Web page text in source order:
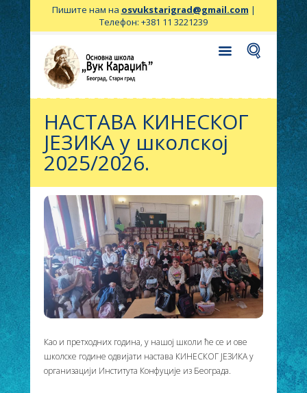
Пишите нам на osvukstarigrad@gmail.com |
Телефон: +381 11 3221239
НАСТАВА КИНЕСКОГ
ЈЕЗИКА у школској
2025/2026.
Као и претходних година, у нашој школи ће се и ове
школске године одвијати настава КИНЕСКОГ ЈЕЗИКА у
организацији Института Конфуције из Београда.